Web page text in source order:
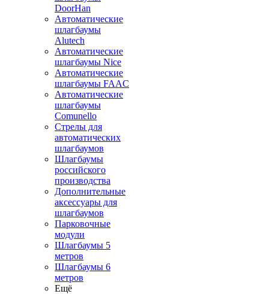
DoorHan
Автоматические
шлагбаумы
Alutech
Автоматические
шлагбаумы Nice
Автоматические
шлагбаумы FAAC
Автоматические
шлагбаумы
Comunello
Стрелы для
автоматических
шлагбаумов
Шлагбаумы
российского
производства
Дополнительные
аксессуары для
шлагбаумов
Парковочные
модули
Шлагбаумы 5
метров
Шлагбаумы 6
метров
Ещё